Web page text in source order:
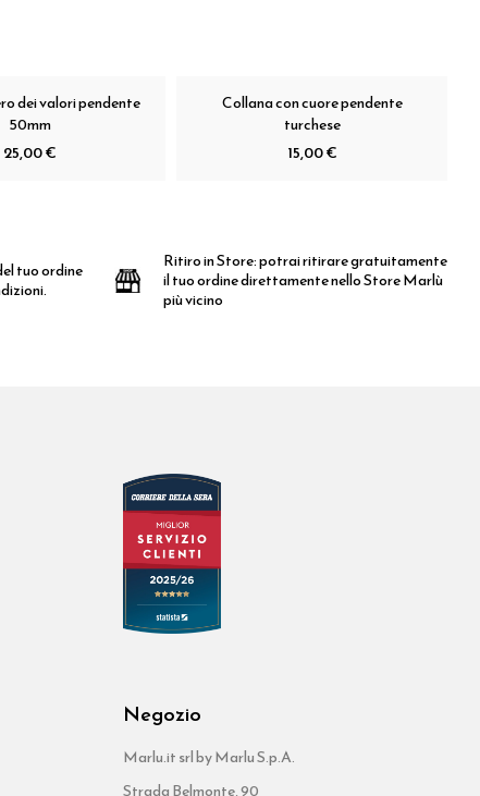
dei valori pendente
50mm
25,00 €
Collana con cuore pendente
turchese
15,00 €
tuo ordine
Ritiro in Store:potrai ritirare gratuitamente
il tuo ordine direttamente nello Store Marlù
più vicino
Negozio
Marlu.it srl by Marlu S.p.A.
Strada Belmonte, 90